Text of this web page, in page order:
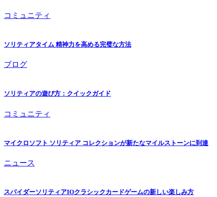
コミュニティ
ソリティアタイム 精神力を高める完璧な方法
ブログ
ソリティアの遊び方：クイックガイド
コミュニティ
マイクロソフト ソリティア コレクションが新たなマイルストーンに到達
ニュース
スパイダーソリティアIOクラシックカードゲームの新しい楽しみ方